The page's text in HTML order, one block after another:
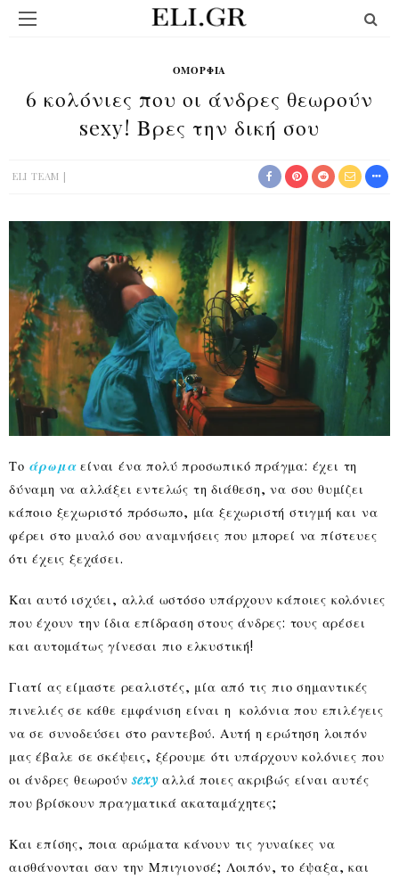
ΟΜΟΡΦΙΆ
6 κολόνιες που οι άνδρες θεωρούν
sexy! Βρες την δική σου
ELI TEAM
Το άρωμαείναι ένα πολύ προσωπικό πράγμα: έχει τη
δύναμη να αλλάξει εντελώς τη διάθεση, να σου θυμίζει
κάποιο ξεχωριστό πρόσωπο, μία ξεχωριστή στιγμή και να
φέρει στο μυαλό σου αναμνήσεις που μπορεί να πίστευες
ότι έχεις ξεχάσει.
Και αυτό ισχύει, αλλά ωστόσο υπάρχουν κάποιες κολόνιες
που έχουν την ίδια επίδραση στους άνδρες: τους αρέσει
και αυτομάτως γίνεσαι πιο ελκυστική!
Γιατί ας είμαστε ρεαλιστές, μία από τις πιο σημαντικές
πινελιές σε κάθε εμφάνιση είναι η κολόνια που επιλέγεις
να σε συνοδεύσει στο ραντεβού. Αυτή η ερώτηση λοιπόν
μας έβαλε σε σκέψεις, ξέρουμε ότι υπάρχουν κολόνιες που
οι άνδρες θεωρούνsexy αλλά ποιες ακριβώς είναι αυτές
που βρίσκουν πραγματικά ακαταμάχητες;
Και επίσης, ποια αρώματα κάνουν τις γυναίκες να
αισθάνονται σαν την Μπιγιονσέ; Λοιπόν, το έψαξα, και